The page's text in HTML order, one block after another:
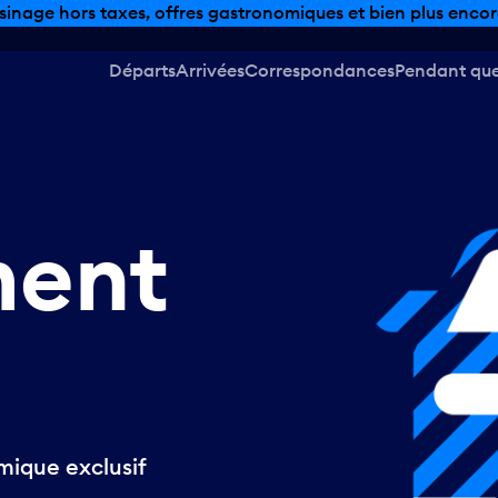
hors taxes, offres gastronomiques et bien plus
DépartsArrivéesCorrespondancesPendant
exclusif